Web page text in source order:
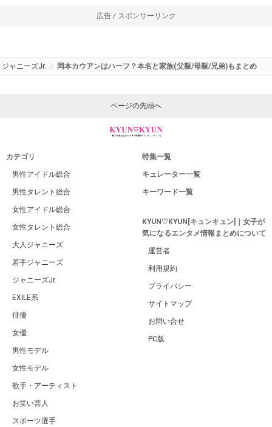
広告 / スポンサーリンク
ジャニーズJr. 岡本カウアンはハーフ？本名と家族(父親/母親/兄弟)もまとめ
ページの先頭へ
カテゴリ
男性アイドル総合
男性タレント総合
女性アイドル総合
女性タレント総合
大人ジャニーズ
若手ジャニーズ
ジャニーズJr.
EXILE系
俳優
女優
男性モデル
女性モデル
歌手・アーティスト
お笑い芸人
スポーツ選手
特集一覧
キュレーター一覧
キーワード一覧
KYUN♡KYUN[キュンキュン]｜女子が
気になるエンタメ情報まとめについて
運営者
利用規約
プライバシー
サイトマップ
お問い合せ
PC版